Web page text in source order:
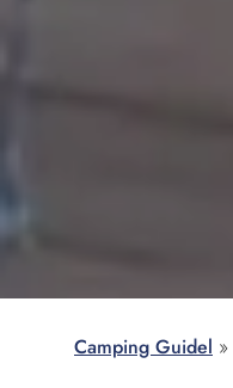
Camping Guidel »